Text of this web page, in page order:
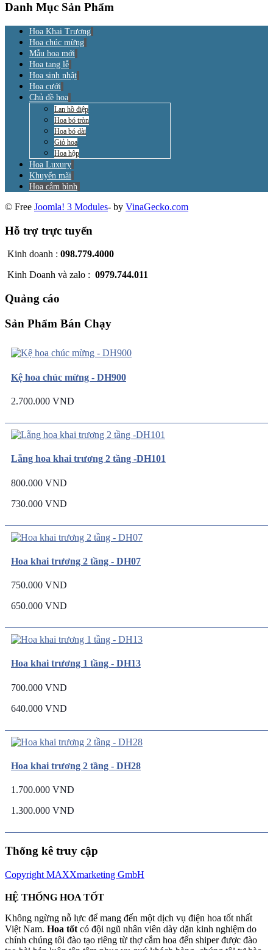
Danh Mục Sản Phẩm
Hoa Khai Trương
Hoa chúc mừng
Mẫu hoa mới
Hoa tang lễ
Hoa sinh nhật
Hoa cưới
Chủ đề hoa
Lan hồ điệp
Hoa bó tròn
Hoa bó dài
Giỏ hoa
Hoa hộp
Hoa Luxury
Khuyến mãi
Hoa cắm bình
© Free Joomla! 3 Modules- by VinaGecko.com
Hỗ trợ trực tuyến
Kinh doanh : 098.779.4000
Kinh Doanh và zalo : 0979.744.011
Quảng cáo
Sản Phẩm Bán Chạy
Kệ hoa chúc mừng - DH900
2.700.000 VND
Lẵng hoa khai trương 2 tầng -DH101
800.000 VND
730.000 VND
Hoa khai trương 2 tầng - DH07
750.000 VND
650.000 VND
Hoa khai trương 1 tầng - DH13
700.000 VND
640.000 VND
Hoa khai trương 2 tầng - DH28
1.700.000 VND
1.300.000 VND
Thống kê truy cập
Copyright MAXXmarketing GmbH
HỆ THỐNG HOA TỐT
Không ngừng nỗ lực để mang đến một dịch vụ điện hoa tốt nhất
Việt Nam. Hoa tốt có đội ngũ nhân viên dày dặn kinh nghiệm do
chính chúng tôi đào tạo riêng từ thợ cắm hoa đến shiper được đào